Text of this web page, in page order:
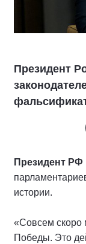
Президент
Президент
истории.
«Совсем скоро
Победы. Это